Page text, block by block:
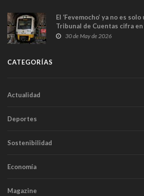
El ‘Fevemocho’ ya no es
Tribunal de Cuentas cifra
sobrecoste de los trenes
30 de May de 2026
CATEGORÍAS
Actualidad
Deportes
Sostenibilidad
Economía
Magazine